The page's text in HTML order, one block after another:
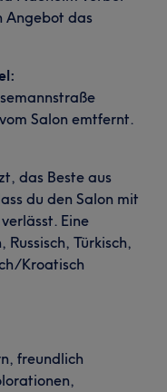
Angebot das
Salon emtfernt.
das Beste aus
du den Salon mit
Eine
Türkisch,
Kroatisch
freundlich